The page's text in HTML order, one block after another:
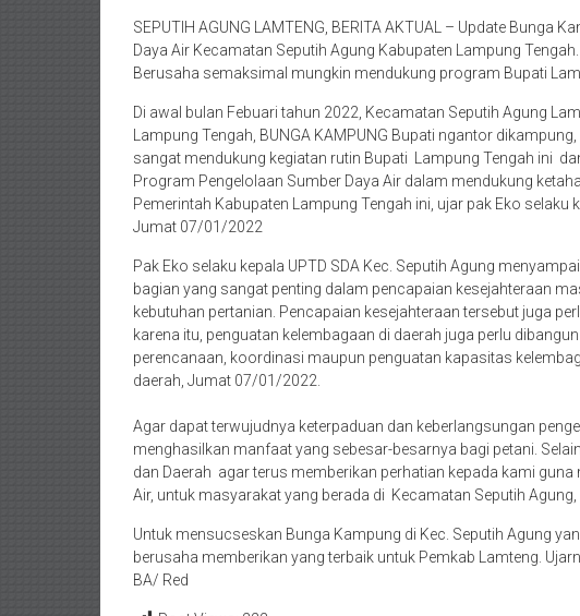
SEPUTIH AGUNG LAMTENG, BERITA AKTUAL – Update Bunga
Daya Air Kecamatan Seputih Agung Kabupaten Lampung Tengah.
Berusaha semaksimal mungkin mendukung program Bupati
Di awal bulan Febuari tahun 2022, Kecamatan Seputih Agung
Lampung Tengah, BUNGA KAMPUNG Bupati ngantor
sangat mendukung kegiatan rutin Bupati Lampung Tengah ini
Program Pengelolaan Sumber Daya Air dalam mendukung
Pemerintah Kabupaten Lampung Tengah ini, ujar pak Eko selaku
Jumat 07/01/2022
Pak Eko selaku kepala UPTD SDA Kec. Seputih Agung
bagian yang sangat penting dalam pencapaian kesejahteraan
kebutuhan pertanian. Pencapaian kesejahteraan tersebut juga
karena itu, penguatan kelembagaan di daerah juga perlu
perencanaan, koordinasi maupun penguatan kapasitas
daerah, Jumat 07/01/2022.
Agar dapat terwujudnya keterpaduan dan keberlangsungan
menghasilkan manfaat yang sebesar-besarnya bagi petani.
dan Daerah agar terus memberikan perhatian kepada kami
Air, untuk masyarakat yang berada di Kecamatan Seputih
Untuk mensucseskan Bunga Kampung di Kec. Seputih Agung
berusaha memberikan yang terbaik untuk Pemkab Lamteng.
BA/ Red